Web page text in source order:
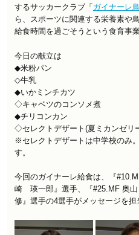
するサッカークラブ「 ガイナーレ
ら、スポーツに関連する栄養素や
給食時間を過ごそうという食育事業
今日の献立は
◆米粉パン
◇牛乳
◆いかミンチカツ
◇キャベツのコンソメ煮
◆チリコンカン
◇セレクトデザート(夏ミカンゼリ
※セレクトデザートは中学校のみ
す。
今回のガイナーレ給食は、『
崎 瑛一郎』選手、『#25.MF 奥
修』選手の4選手がメッセージを担